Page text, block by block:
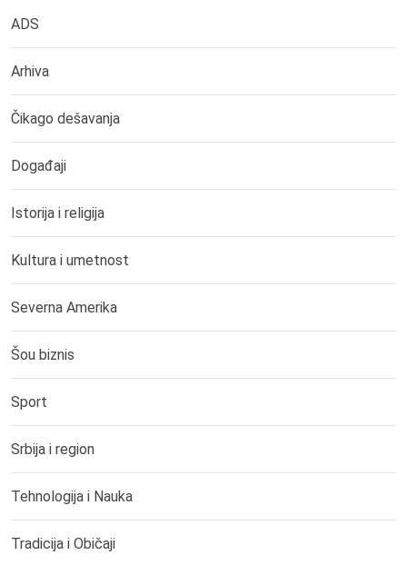
ADS
Arhiva
Čikago dešavanja
Događaji
Istorija i religija
Kultura i umetnost
Severna Amerika
Šou biznis
Sport
Srbija i region
Tehnologija i Nauka
Tradicija i Običaji